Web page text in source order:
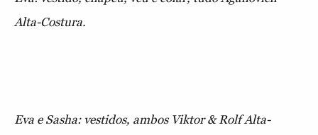
Alta-Costura.
Eva e Sasha: vestidos, ambos Viktor & Rolf Alta-